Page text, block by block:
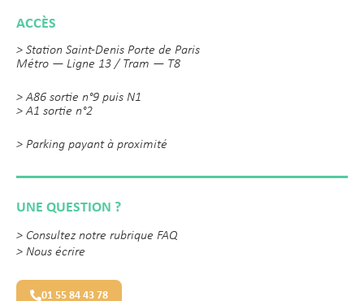
ACCÈS
> Station Saint-Denis Porte de Paris
Métro — Ligne 13 / Tram — T8
> A86 sortie n°9 puis N1
> A1 sortie n°2
> Parking payant à proximité
UNE QUESTION ?
> Consultez notre rubrique FAQ
> Nous écrire
01 55 84 43 78